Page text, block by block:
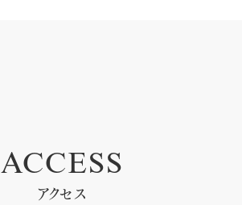
ACCESS
アクセス